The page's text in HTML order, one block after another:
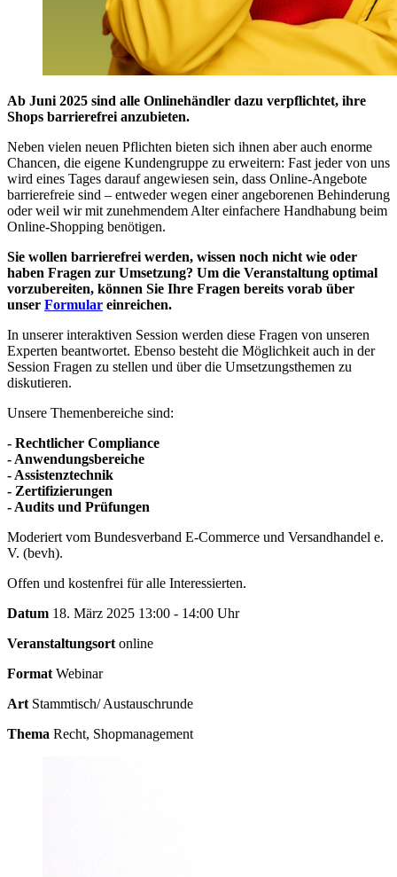
Ab Juni 2025 sind alle Onlinehändler dazu verpflichtet, ihre
Shops barrierefrei anzubieten.
Neben vielen neuen Pflichten bieten sich ihnen aber auch enorme
Chancen, die eigene Kundengruppe zu erweitern: Fast jeder von uns
wird eines Tages darauf angewiesen sein, dass Online-Angebote
barrierefreie sind – entweder wegen einer angeborenen Behinderung
oder weil wir mit zunehmendem Alter einfachere Handhabung beim
Online-Shopping benötigen.
Sie wollen barrierefrei werden, wissen noch nicht wie oder
haben Fragen zur Umsetzung? Um die Veranstaltung optimal
vorzubereiten, können Sie Ihre Fragen bereits vorab über
unser Formular einreichen.
In unserer interaktiven Session werden diese Fragen von unseren
Experten beantwortet. Ebenso besteht die Möglichkeit auch in der
Session Fragen zu stellen und über die Umsetzungsthemen zu
diskutieren.
Unsere Themenbereiche sind:
- Rechtlicher Compliance
- Anwendungsbereiche
- Assistenztechnik
- Zertifizierungen
- Audits und Prüfungen
Moderiert vom Bundesverband E-Commerce und Versandhandel e.
V. (bevh).
Offen und kostenfrei für alle Interessierten.
Datum 18. März 2025 13:00 - 14:00 Uhr
Veranstaltungsort online
Format Webinar
Art Stammtisch/ Austauschrunde
Thema Recht, Shopmanagement